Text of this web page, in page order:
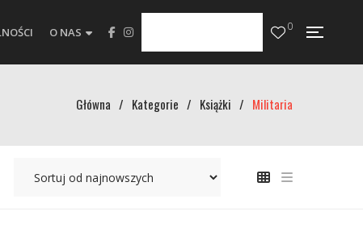
O NAS 0
Główna / Kategorie / Książki / Militaria